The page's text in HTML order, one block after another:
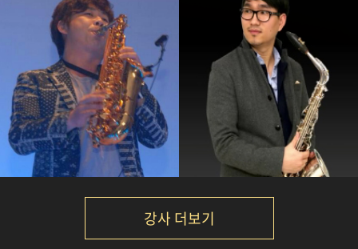
석성노
강의보기
Calvin Park
강의보기
강사 더보기